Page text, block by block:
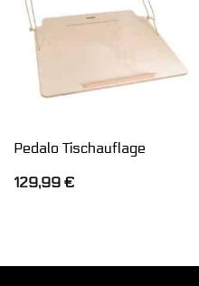
Pedalo Tischauflage
129,99 €